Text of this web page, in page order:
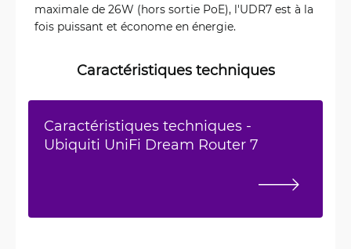
maximale de 26W (hors sortie PoE), l'UDR7 est à la
fois puissant et économe en énergie.
Caractéristiques techniques
Caractéristiques techniques -
Ubiquiti UniFi Dream Router 7